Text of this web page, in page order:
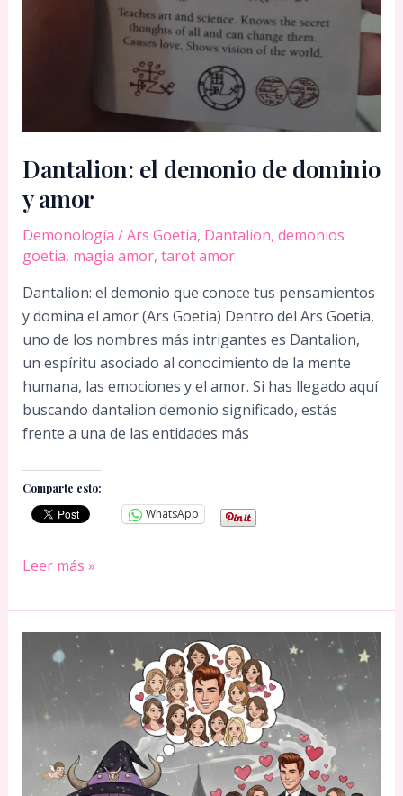
Dantalion: el demonio de dominio
y amor
Demonología /Ars Goetia, Dantalion, demonios
goetia, magia amor, tarot amor
Dantalion: el demonio que conoce tus pensamientos
y domina el amor (Ars Goetia) Dentro del Ars Goetia,
uno de los nombres más intrigantes es Dantalion,
un espíritu asociado al conocimiento de la mente
humana, las emociones y el amor. Si has llegado aquí
buscando dantalion demonio significado, estás
frente a una de las entidades más
Comparte esto:
WhatsApp
Dantalion:
demonio
de
dominio
amor
Leer más »